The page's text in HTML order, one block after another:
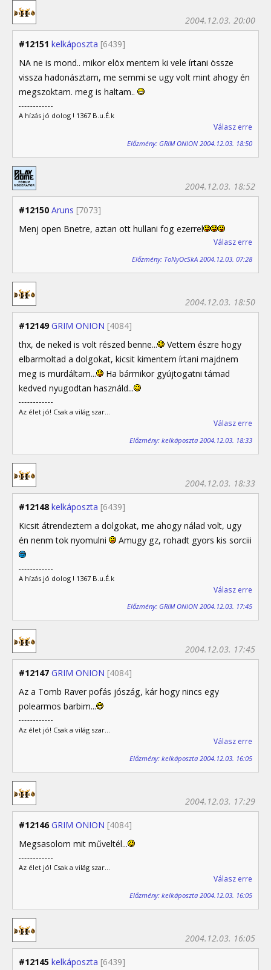
#12151 kelkáposzta [6439]
2004.12.03. 20:00
NA ne is mond.. mikor elöx mentem ki vele írtani össze
vissza hadonásztam, me semmi se ugy volt mint ahogy én
megszoktam. meg is haltam..
A hízás jó dolog ! 1367 B.u.É.k
Válasz erre
Előzmény: GRIM ONION 2004.12.03. 18:50
#12150 Aruns [7073]
2004.12.03. 18:52
Menj open Bnetre, aztan ott hullani fog ezerrel
Válasz erre
Előzmény: ToNyOcSkA 2004.12.03. 07:28
#12149 GRIM ONION [4084]
2004.12.03. 18:50
thx, de neked is volt részed benne...
Vettem észre hogy
elbarmoltad a dolgokat, kicsit kimentem írtani majdnem
meg is murdáltam...
Ha bármikor gyújtogatni támad
kedved nyugodtan használd...
Az élet jó! Csak a világ szar...
Válasz erre
Előzmény: kelkáposzta 2004.12.03. 18:33
#12148 kelkáposzta [6439]
2004.12.03. 18:33
Kicsit átrendeztem a dolgokat, me ahogy nálad volt, ugy
én nenm tok nyomulni
Amugy gz, rohadt gyors kis sorciii
A hízás jó dolog ! 1367 B.u.É.k
Válasz erre
Előzmény: GRIM ONION 2004.12.03. 17:45
#12147 GRIM ONION [4084]
2004.12.03. 17:45
Az a Tomb Raver pofás jószág, kár hogy nincs egy
polearmos barbim...
Az élet jó! Csak a világ szar...
Válasz erre
Előzmény: kelkáposzta 2004.12.03. 16:05
#12146 GRIM ONION [4084]
2004.12.03. 17:29
Megsasolom mit műveltél...
Az élet jó! Csak a világ szar...
Válasz erre
Előzmény: kelkáposzta 2004.12.03. 16:05
#12145 kelkáposzta [6439]
2004.12.03. 16:05